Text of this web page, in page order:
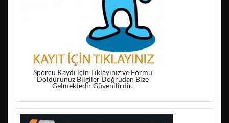
Sporcu Kaydı için Tıklayınız ve Formu
Doldurunuz Bilgiler Doğrudan Bize
Gelmektedir Güvenilirdir.